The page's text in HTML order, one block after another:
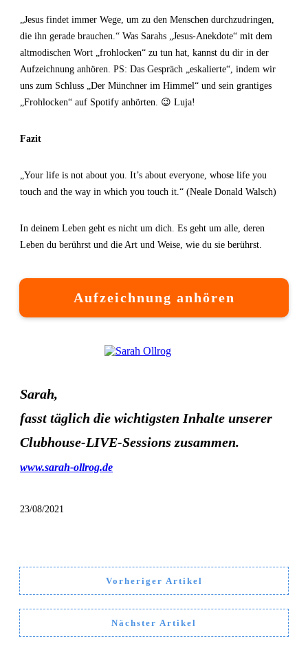
„Jesus findet immer Wege, um zu den Menschen durchzudringen,
die ihn gerade brauchen.“ Was Sarahs „Jesus-Anekdote“ mit dem
altmodischen Wort „frohlocken“ zu tun hat, kannst du dir in der
Aufzeichnung anhören. PS: Das Gespräch „eskalierte“, indem wir
uns zum Schluss „Der Münchner im Himmel“ und sein grantiges
„Frohlocken“ auf Spotify anhörten. 😉 Luja!
Fazit
„Your life is not about you. It’s about everyone, whose life you
touch and the way in which you touch it.“ (Neale Donald Walsch)
In deinem Leben geht es nicht um dich. Es geht um alle, deren
Leben du berührst und die Art und Weise, wie du sie berührst.
Aufzeichnung anhören
Sarah,
fasst täglich die wichtigsten Inhalte unserer
Clubhouse-LIVE-Sessions zusammen.
www.sarah-ollrog.de
23/08/2021
Vorheriger Artikel
Nächster Artikel